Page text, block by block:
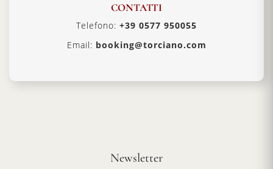
CONTATTI
Telefono: +39 0577 950055
Email: booking@torciano.com
Newsletter